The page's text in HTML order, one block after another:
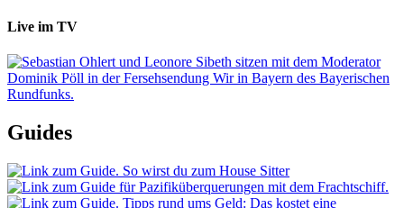
Live im TV
Guides